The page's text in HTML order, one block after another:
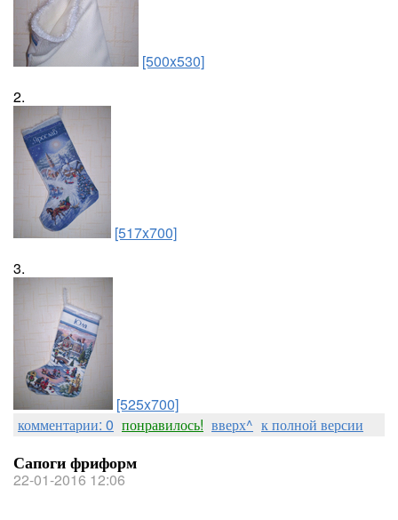
[500x530]
2.
[517x700]
3.
[525x700]
комментарии: 0 понравилось! вверх^ к полной версии
Сапоги фриформ
22-01-2016 12:06